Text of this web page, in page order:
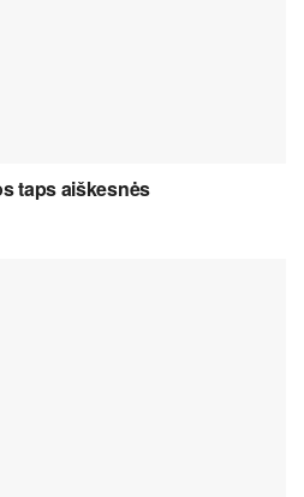
taps aiškesnės